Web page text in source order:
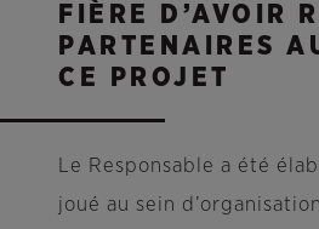
FIÈRE D’AVOIR
PARTENAIRES
CE PROJET
Le Responsable a été
joué au sein